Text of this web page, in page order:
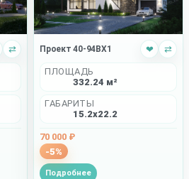
⇄ Проект 40-94BX1 ❤ ⇄
ПЛОЩАДЬ
332.24 м²
ГАБАРИТЫ
15.2x22.2
70 000 ₽
-5%
Подробнее